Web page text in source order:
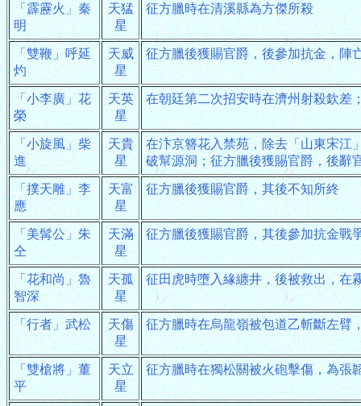
「霹靂火」秦
明
天猛
星
征方臘時在清溪縣為方傑所殺
「雙鞭」呼延
灼
天威
星
征方臘後獲賜官爵，後參加抗金，陣
「小李廣」花
榮
天英
星
在朝廷第二次招安時在濟州射殺欽差
「小旋風」柴
進
天貴
星
在汴京簪花入禁苑，除去「山東宋江
破幫源洞；征方臘後獲賜官爵，後辭
「撲天雕」李
應
天富
星
征方臘後獲賜官爵，其後不知所終
「美髯公」朱
仝
天滿
星
征方臘後獲賜官爵，其後參加抗金戰
「花和尚」魯
智深
天孤
星
征田虎時墮入緣纏井，後被救出，在
「行者」武松
天傷
星
征方臘時在烏龍嶺被包道乙斬斷左臂
「雙槍將」董
平
天立
星
征方臘時在獨松關被火砲擊傷，為張